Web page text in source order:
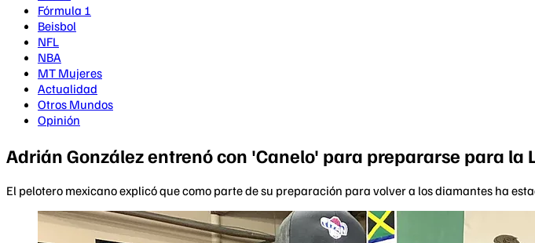
Fórmula 1
Beisbol
NFL
NBA
MT Mujeres
Actualidad
Otros Mundos
Opinión
Adrián González entrenó con 'Canelo' para prepararse para la
El pelotero mexicano explicó que como parte de su preparación para volver a los diamantes ha